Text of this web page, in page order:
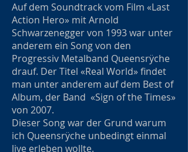
Auf dem Soundtrack vom Film «Last
Action Hero» mit Arnold
Schwarzenegger von 1993 war unter
anderem ein Song von den
Progressiv Metalband Queensrÿche
drauf. Der Titel «Real World» findet
man unter anderem auf dem Best of
Album, der Band «Sign of the Times»
von 2007.
Dieser Song war der Grund warum
ich Queensrÿche unbedingt einmal
live erleben wollte.